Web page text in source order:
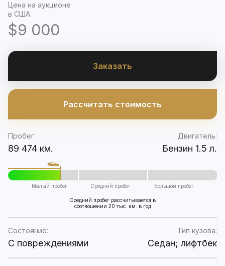
Цена на аукционе
в США:
$9 000
Заказать
Рассчитать стоимость
Пробег:
89 474 км.
Двигатель:
Бензин 1.5 л.
Малый пробег Средний пробег Большой пробег
Средний пробег рассчитывается в
соотношении 20 тыс. км. в год
Состояние:
C повреждениями
Тип кузова:
Седан; лифтбек